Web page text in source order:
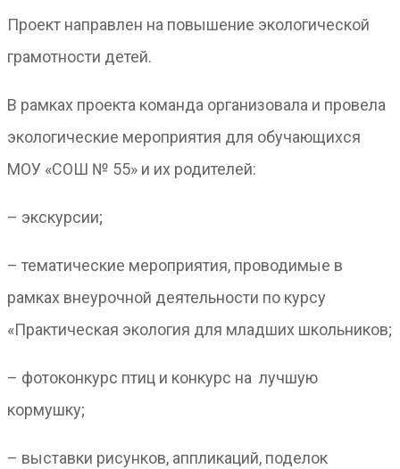
Проект направлен на повышение экологической
грамотности детей.
В рамках проекта команда организовала и провела
экологические мероприятия для обучающихся
МОУ «СОШ № 55» и их родителей:
– экскурсии;
– тематические мероприятия, проводимые в
рамках внеурочной деятельности по курсу
«Практическая экология для младших школьников;
– фотоконкурс птиц и конкурс на лучшую
кормушку;
– выставки рисунков, аппликаций, поделок